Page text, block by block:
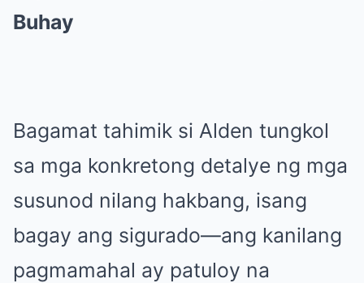
Buhay
Bagamat tahimik si Alden tungkol
sa mga konkretong detalye ng mga
susunod nilang hakbang, isang
bagay ang sigurado—ang kanilang
pagmamahal ay patuloy na